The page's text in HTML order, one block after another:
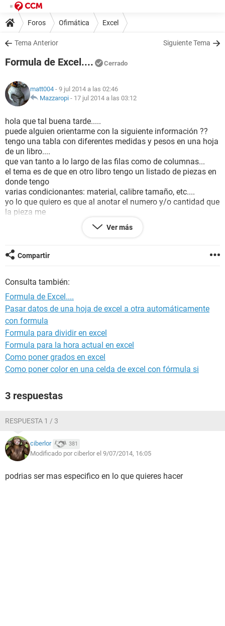
Foros Ofimática Excel
Tema Anterior Siguiente Tema
Formula de Excel.... Cerrado
matt004 - 9 jul 2014 a las 02:46
Mazzaropi - 17 jul 2014 a las 03:12
hola que tal buena tarde.....
puede alguien orientarme con la siguiente información ??
tengo una tabla con diferentes medidas y pesos en una hoja
de un libro....
que van tanto a lo largo de las filas como de columnas...
el tema es de que en otro libro tengo un listado de piezas en
donde tengo
varias condicionantes: material, calibre tamaño, etc....
yo lo que quiero es que al anotar el numero y/o cantidad que
la pieza me
resulte se refleje el resultado con la tabla antes mencionada,
pro favor...gracias....
Ver más
Compartir
Consulta también:
Formula de Excel....
Pasar datos de una hoja de excel a otra automáticamente
con formula
Formula para dividir en excel
Formula para la hora actual en excel
Como poner grados en excel
Como poner color en una celda de excel con fórmula si
3 respuestas
RESPUESTA 1 / 3
ciberlor 381
Modificado por ciberlor el 9/07/2014, 16:05
podrias ser mas especifico en lo que quieres hacer